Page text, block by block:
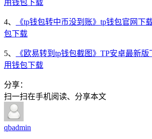
用钱包下载
4、
《tp钱包转中币没到账》tp钱包官网下
包下载
5、
《欧易转到tp钱包截图》TP安卓最新版
用钱包下载
分享：
扫一扫在手机阅读、分享本文
qbadmin